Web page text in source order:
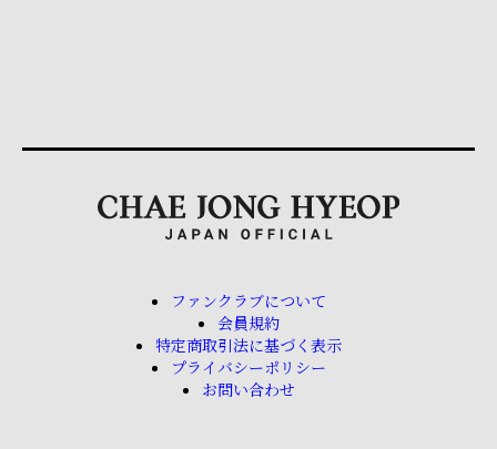
ファンクラブについて
会員規約
特定商取引法に基づく表示
プライバシーポリシー
お問い合わせ